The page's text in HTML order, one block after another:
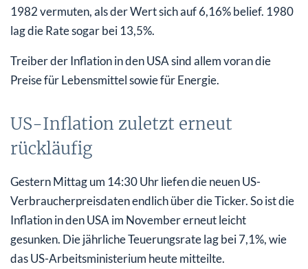
1982 vermuten, als der Wert sich auf 6,16% belief. 1980
lag die Rate sogar bei 13,5%.
Treiber der Inflation in den USA sind allem voran die
Preise für Lebensmittel sowie für Energie.
US-Inflation zuletzt erneut
rückläufig
Gestern Mittag um 14:30 Uhr liefen die neuen US-
Verbraucherpreisdaten endlich über die Ticker. So ist die
Inflation in den USA im November erneut leicht
gesunken. Die jährliche Teuerungsrate lag bei 7,1%, wie
das US-Arbeitsministerium heute mitteilte.